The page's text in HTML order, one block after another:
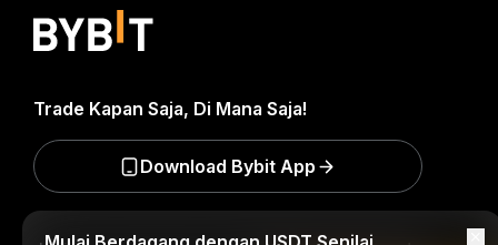
Trade Kapan Saja, Di Mana Saja!
Download Bybit App